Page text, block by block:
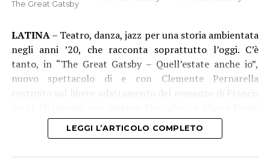
The Great Gatsby
LATINA– Teatro, danza, jazz per una storia ambientata
negli anni ’20, che racconta soprattutto l’oggi. C’è
tanto, in “The Great Gatsby – Quell’estate anche io”,
nuovo spettacolo di e con Clemente Pernarella
(che è anche aiuto regista), musiche dal vivo del 52nd
Jazz Quartet e i danzatori di Modulo Project. Un’ora e
LEGGI L’ARTICOLO COMPLETO